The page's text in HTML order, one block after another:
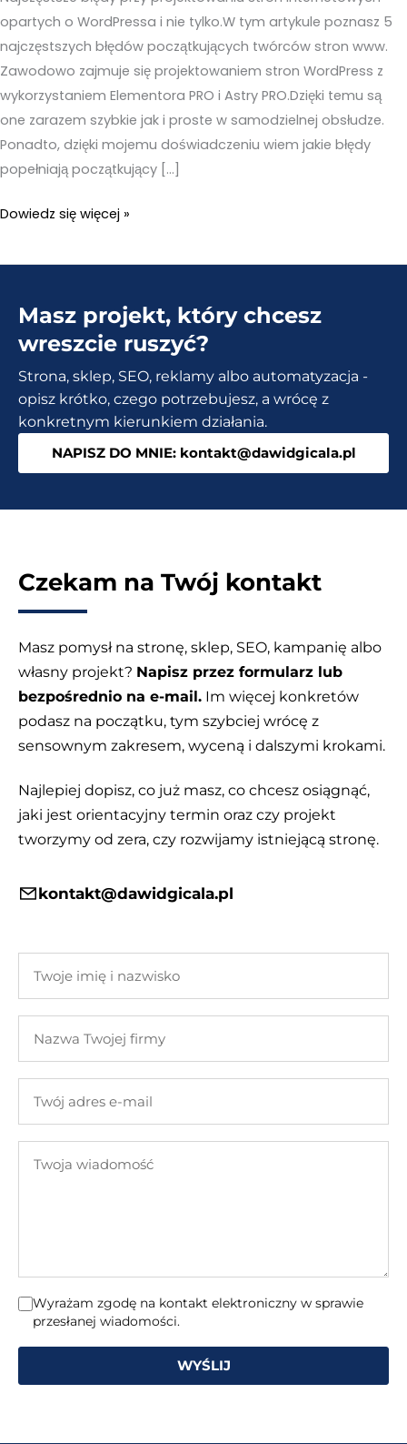
opartych o WordPressa i nie tylko.W tym artykule poznasz 5
najczęstszych błędów początkujących twórców stron www.
Zawodowo zajmuje się projektowaniem stron WordPress z
wykorzystaniem Elementora PRO i Astry PRO.Dzięki temu są
one zarazem szybkie jak i proste w samodzielnej obsłudze.
Ponadto, dzięki mojemu doświadczeniu wiem jakie błędy
popełniają początkujący […]
Błędy
projektowaniu
internetowej
najczęstszych
błędów
Dowiedz się więcej »
Masz projekt, który chcesz
wreszcie ruszyć?
Strona, sklep, SEO, reklamy albo automatyzacja -
opisz krótko, czego potrzebujesz, a wrócę z
konkretnym kierunkiem działania.
NAPISZ DO MNIE: kontakt@dawidgicala.pl
Czekam na Twój kontakt
Masz pomysł na stronę, sklep, SEO, kampanię albo
własny projekt? Napisz przez formularz lub
bezpośrednio na e-mail. Im więcej konkretów
podasz na początku, tym szybciej wrócę z
sensownym zakresem, wyceną i dalszymi krokami.
Najlepiej dopisz, co już masz, co chcesz osiągnąć,
jaki jest orientacyjny termin oraz czy projekt
tworzymy od zera, czy rozwijamy istniejącą stronę.
kontakt@dawidgicala.pl
imię
nazwisko
Twojej
adres
mail
wiadomość
Wyrażam zgodę na kontakt elektroniczny w sprawie
przesłanej wiadomości.
WYŚLIJ